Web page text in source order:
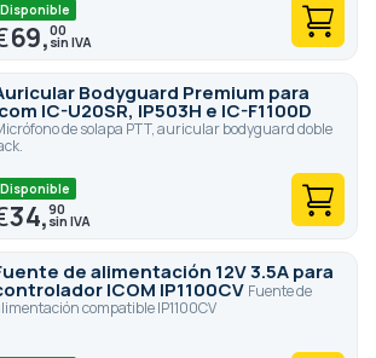
Disponible
69,00
Bodyguard Premium para
IC-U20SR, IP503H e IC-F1100D
de solapa PTT, auricular bodyguard doble
Disponible
34,90
de alimentación 12V 3.5A para
ICOM IP1100CV Fuente de
compatible IP1100CV